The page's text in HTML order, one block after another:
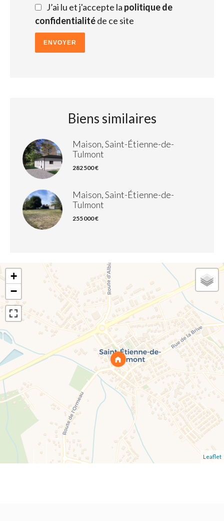
J’ai lu et j'accepte la politique de
confidentialitéde ce site
ENVOYER
Biens similaires
Maison, Saint-Étienne-de-
Tulmont
282 500 €
Maison, Saint-Étienne-de-
Tulmont
255 000 €
+
−
Leaflet